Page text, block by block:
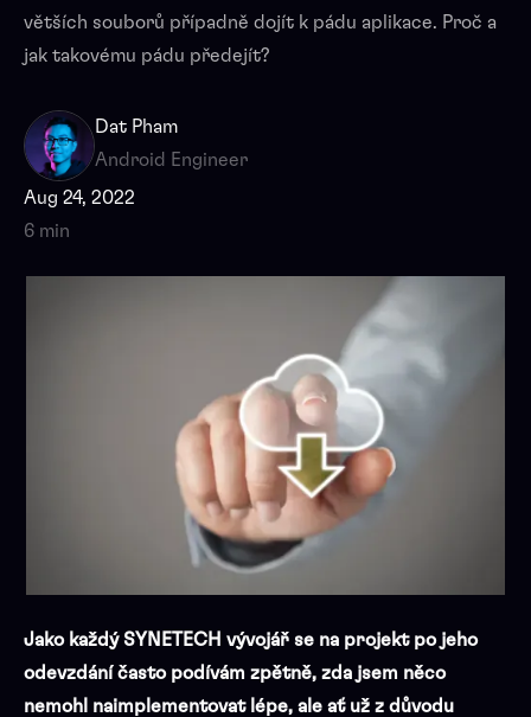
větších souborů případně dojít k pádu aplikace. Proč a
jak takovému pádu předejít?
Dat Pham
Android Engineer
Aug 24, 2022
6 min
Jako každý SYNETECH vývojář se na projekt po jeho
odevzdání často podívám zpětně, zda jsem něco
nemohl naimplementovat lépe, ale ať už z důvodu